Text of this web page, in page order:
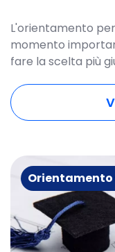
L'orientamento
momento
fare la scelta più